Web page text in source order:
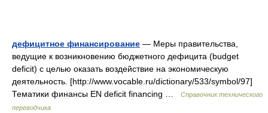
дефицитное финансирование — Меры правительства,
ведущие к возникновению бюджетного дефицита (budget
deficit) с целью оказать воздействие на экономическую
деятельность. [http://www.vocable.ru/dictionary/533/symbol/97]
Тематики финансы EN deficit financing …
Справочник технического
переводчика